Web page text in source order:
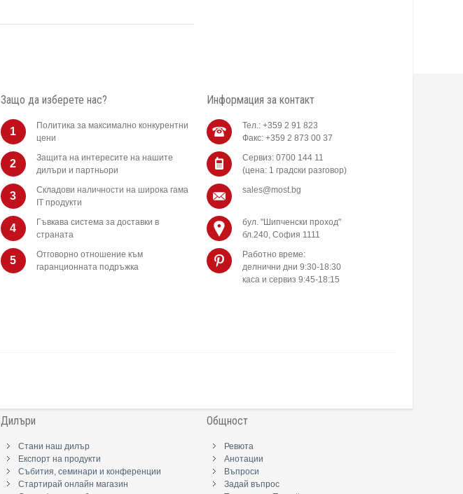
Защо да изберете нас?
1
Политика за максимално конкурентни
цени
2
Защита на интересите на нашите
дилъри и партньори
3
Складови наличности на широка гама
IT продукти
4
Гъвкава система за доставки в
страната
5
Отговорно отношение към
гаранционната подръжка
Информация за контакт
Тел.: +359 2 91 823
Факс: +359 2 873 00 37
Сервиз: 0700 144 11
(цена: 1 градски разговор)
sales@most.bg
бул. "Шипченски проход"
бл.240, София 1111
Работно време:
делнични дни 9:30-18:30
каса и сервиз 9:45-18:15
Дилъри
Стани наш дилър
Експорт на продукти
Събития, семинари и конференции
Стартирай онлайн магазин
Общност
Ревюта
Анотации
Въпроси
Задай въпрос